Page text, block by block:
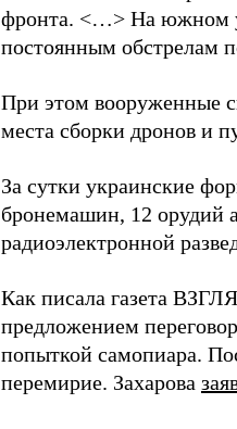
фронта. <…> На южном
постоянным обстрелам
При этом вооруженные
места сборки дронов и
За сутки украинские
бронемашин, 12 орудий
радиоэлектронной
Как писала газета
предложением
попыткой самопиара.
перемирие. Захарова